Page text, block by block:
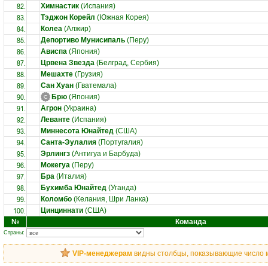
82. Химнастик (Испания)
83. Тэджон Корейл (Южная Корея)
84. Колеа (Алжир)
85. Депортиво Мунисипаль (Перу)
86. Ависпа (Япония)
87. Црвена Звезда (Белград, Сербия)
88. Мешахте (Грузия)
89. Сан Хуан (Гватемала)
90. Брю (Япония)
91. Агрон (Украина)
92. Леванте (Испания)
93. Миннесота Юнайтед (США)
94. Санта-Эулалия (Португалия)
95. Эрлингз (Антигуа и Барбуда)
96. Мокегуа (Перу)
97. Бра (Италия)
98. Бухимба Юнайтед (Уганда)
99. Коломбо (Келания, Шри Ланка)
100. Цинциннати (США)
№
Команда
Страны:
VIP-менеджерам видны столбцы, показывающие число